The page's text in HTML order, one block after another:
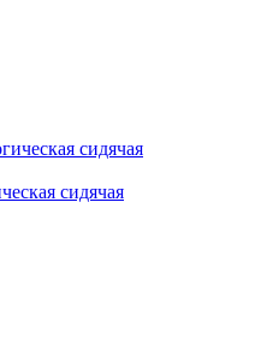
сидячая